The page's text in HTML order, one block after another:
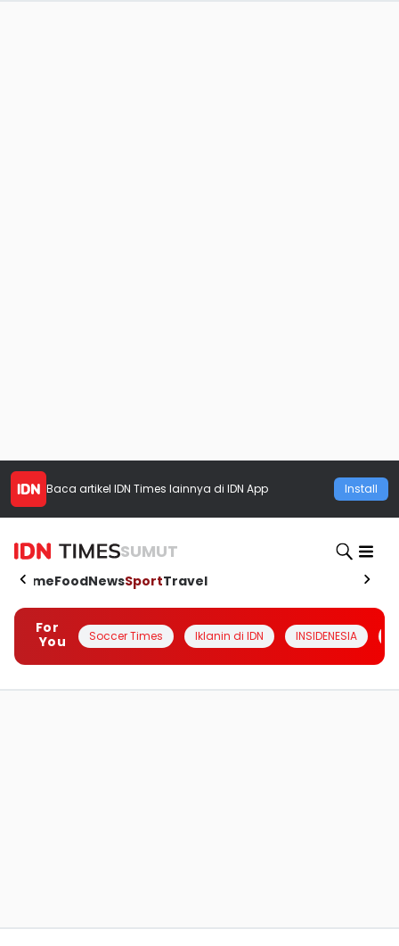
Baca artikel IDN Times lainnya di IDN App Install
SUMUT
HomeFoodNewsSportTravel
For
You
Soccer Times Iklanin di IDN INSIDENESIA